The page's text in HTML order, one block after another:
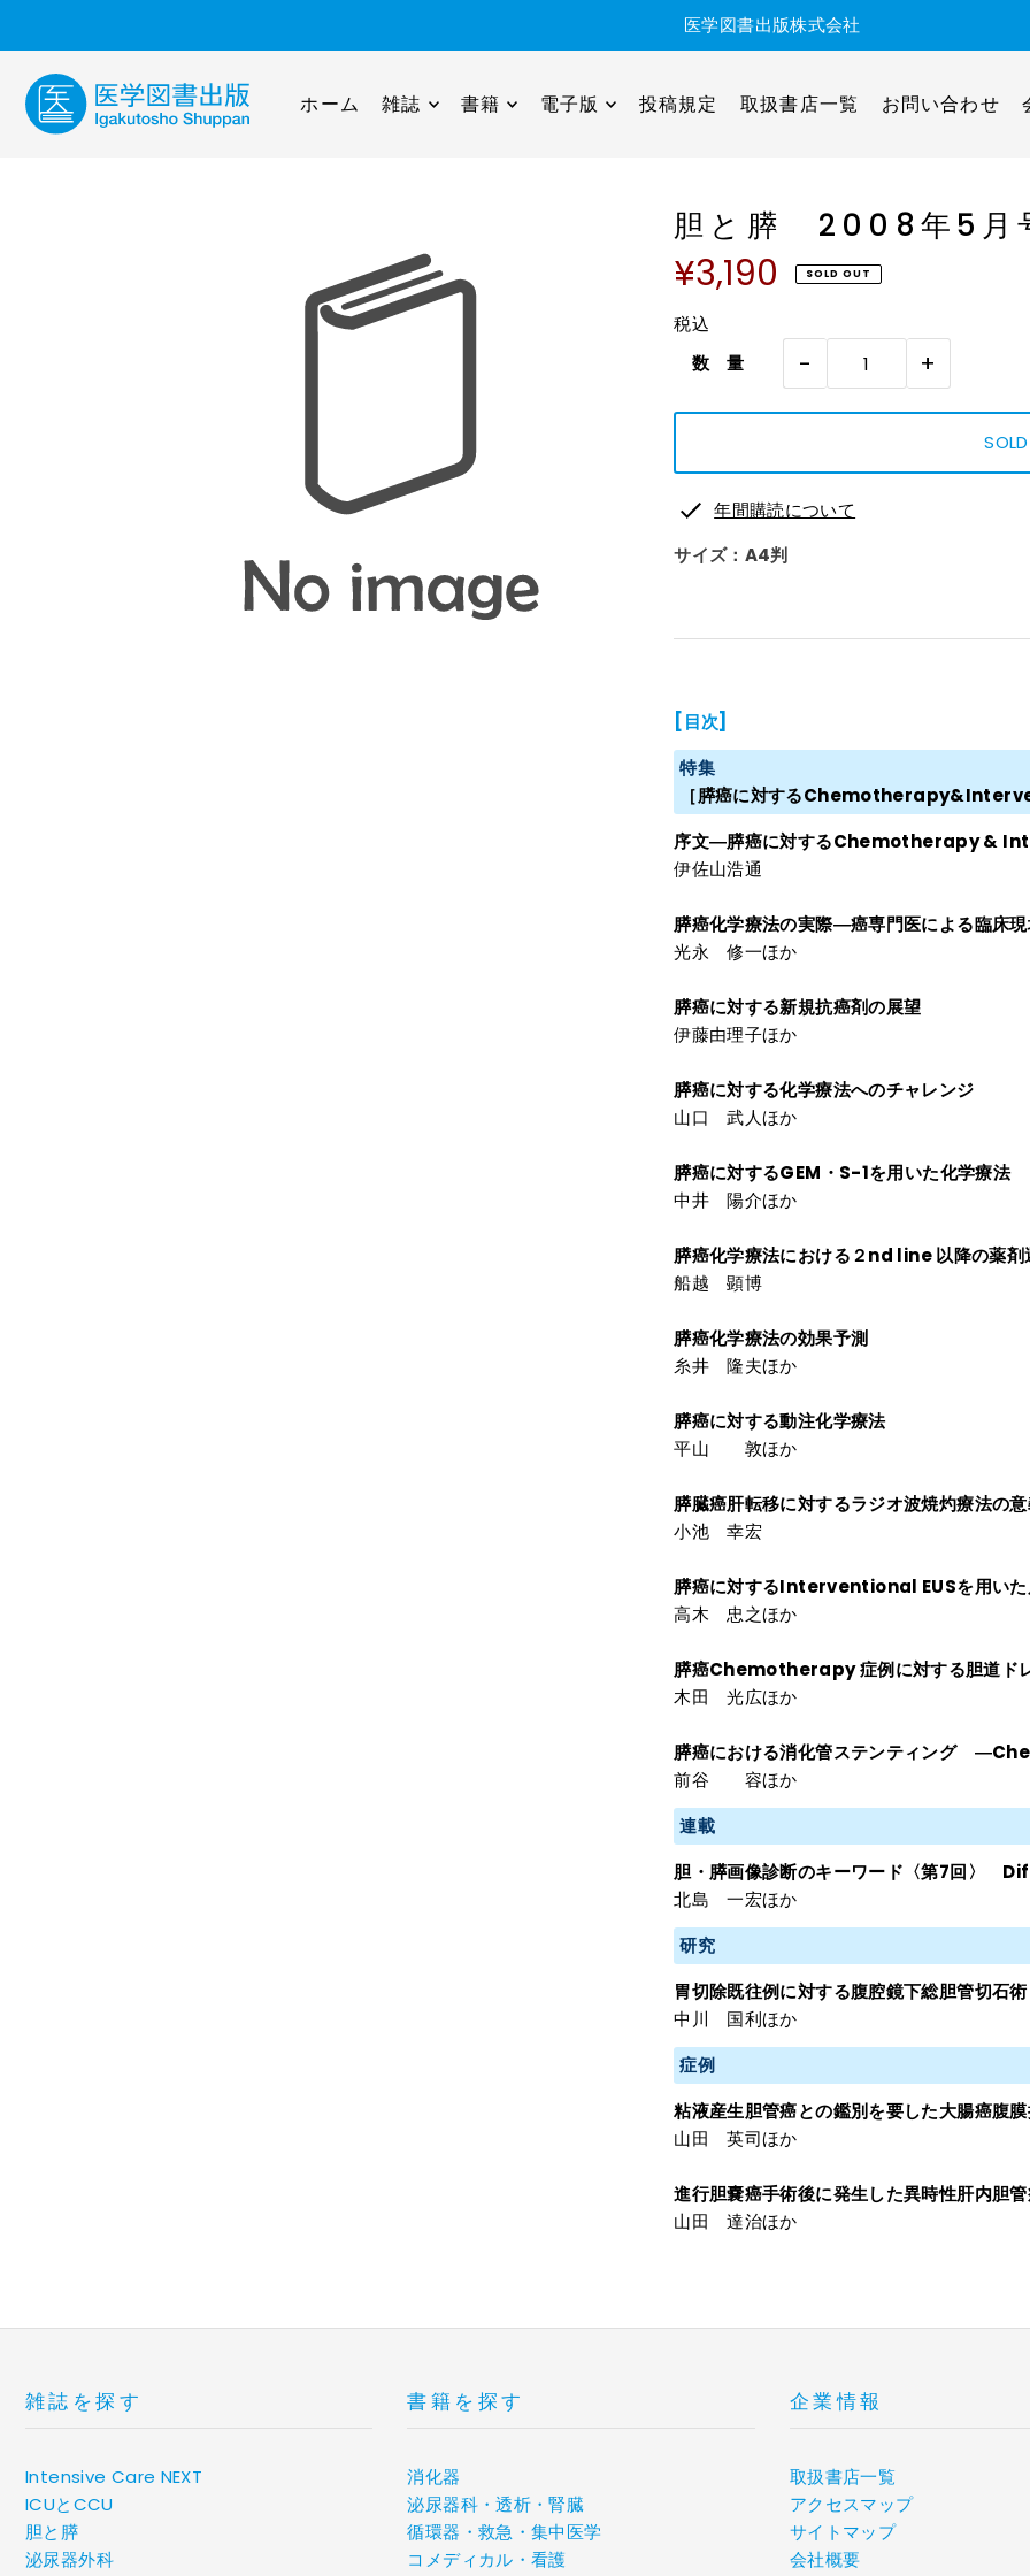
医学図書出版株式会社
ホーム 雑誌 書籍 電子版 投稿規定 取扱書店一覧 お問い合わせ
胆と膵 2008年5月
¥3,190 SOLD OUT
税込
数 量
- +
年間購読について
サイズ：A4判
[目次]
特集
［膵癌に対する
序文―膵癌に対するChemotherapy &
伊佐山浩通
膵癌化学療法の実際―癌専門医による臨床
光永 修一ほか
膵癌に対する新規抗癌剤の展望
伊藤由理子ほか
膵癌に対する化学療法へのチャレンジ
山口 武人ほか
膵癌に対するGEM・S-1を用いた化学療法
中井 陽介ほか
膵癌化学療法における２nd line 以降の薬剤
船越 顕博
膵癌化学療法の効果予測
糸井 隆夫ほか
膵癌に対する動注化学療法
平山 敦ほか
膵臓癌肝転移に対するラジオ波焼灼療法の
小池 幸宏
膵癌に対するInterventional EUSを用いた
高木 忠之ほか
膵癌Chemotherapy 症例に対する胆道ド
木田 光広ほか
膵癌における消化管ステンティング
前谷 容ほか
連載
胆・膵画像診断のキーワード〈第7回
北島 一宏ほか
研究
胃切除既往例に対する腹腔鏡下総胆管切石術
中川 国利ほか
症例
粘液産生胆管癌との鑑別を要した大腸癌腹
山田 英司ほか
進行胆嚢癌手術後に発生した異時性肝内胆
山田 達治ほか
雑誌を探す
Intensive Care NEXT
ICUとCCU
胆と膵
泌尿器外科
書籍を探す
消化器
泌尿器科・透析・腎臓
循環器・救急・集中医学
コメディカル・看護
企業情報
取扱書店一覧
アクセスマップ
サイトマップ
会社概要